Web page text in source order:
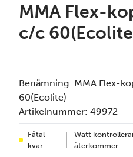
MMA Flex-
c/c
Benämning: MMA Flex-
60(Ecolite)
Artikelnummer: 49972
Fåtal
kvar.
Watt
återkommer